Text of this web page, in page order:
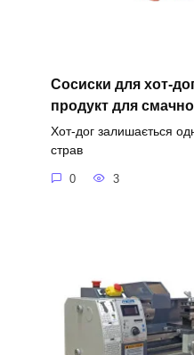
Сосиски для хот-
продукт для
Хот-дог залишається
страв
0 3